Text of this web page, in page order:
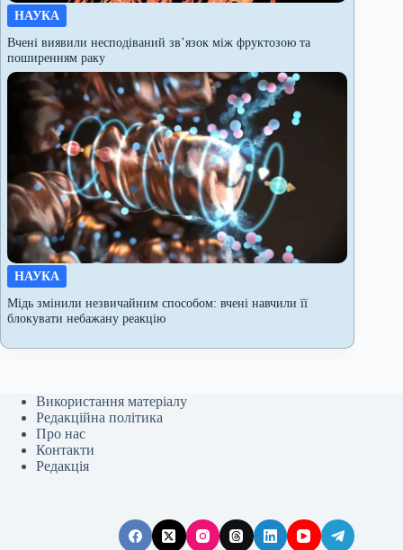
НАУКА
Вчені виявили несподіваний зв’язок між фруктозою та
поширенням раку
НАУКА
Мідь змінили незвичайним способом: вчені навчили її
блокувати небажану реакцію
Використання матеріалу
Редакційна політика
Про нас
Контакти
Редакція